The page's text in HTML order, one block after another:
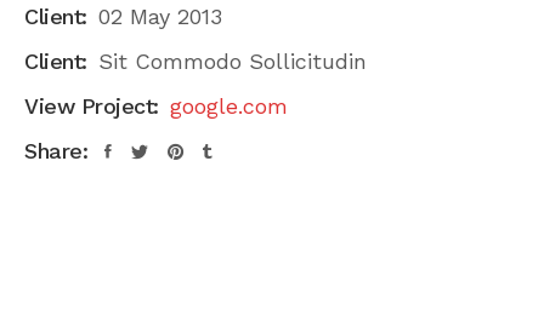
Client: 02 May 2013
Client: Sit Commodo Sollicitudin
View Project: google.com
Share: